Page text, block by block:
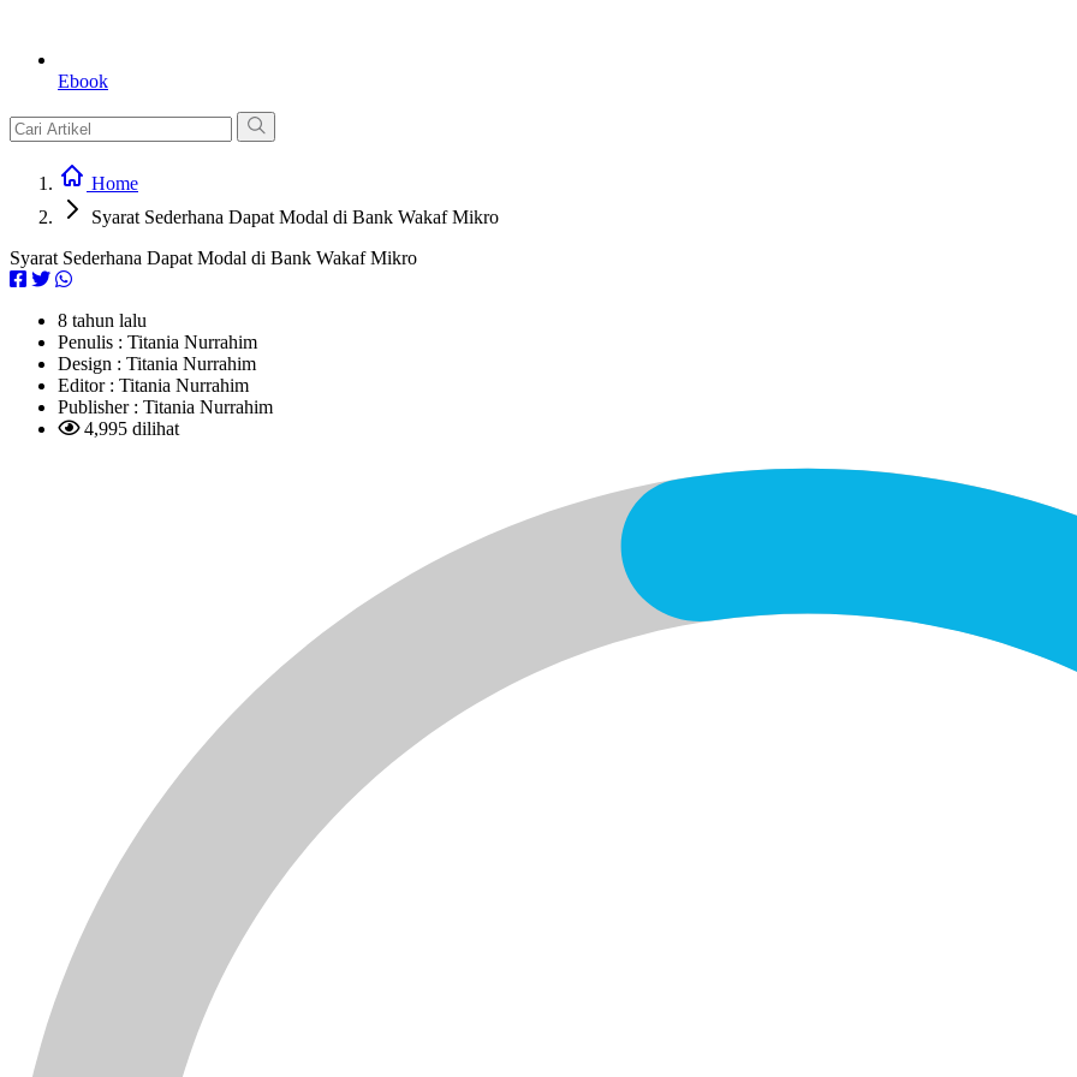
Ebook
Home
Syarat Sederhana Dapat Modal di Bank Wakaf Mikro
Syarat Sederhana Dapat Modal di Bank Wakaf Mikro
8 tahun lalu
Penulis : Titania Nurrahim
Design : Titania Nurrahim
Editor : Titania Nurrahim
Publisher : Titania Nurrahim
4,995 dilihat